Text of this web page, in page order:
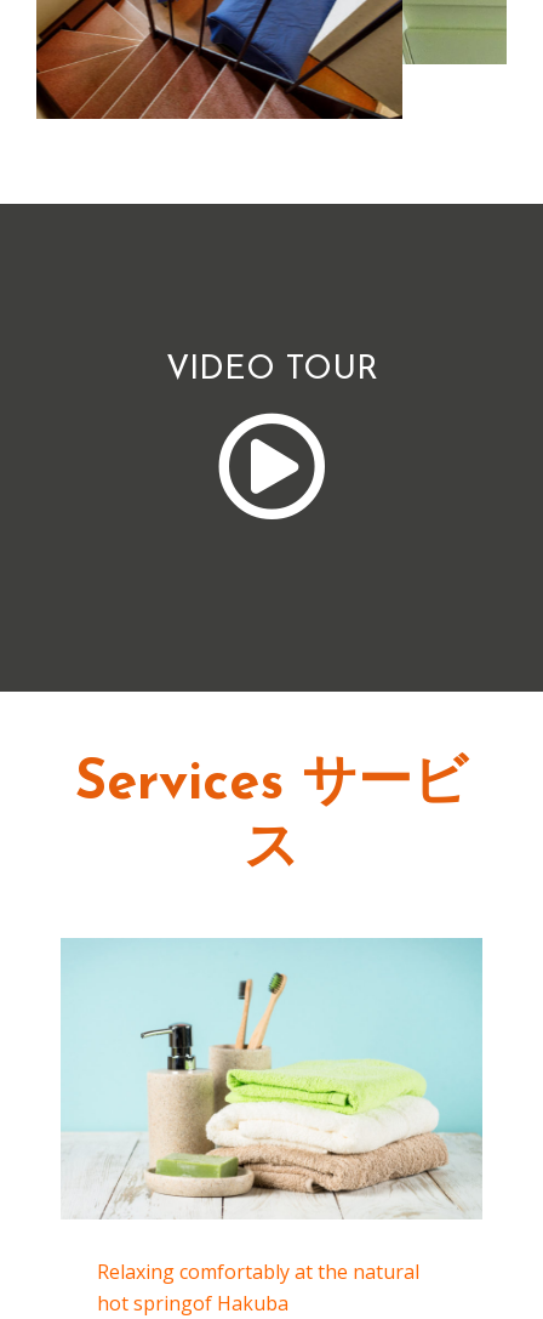
VIDEO TOUR
Services サービ
ス
Relaxing comfortably at the natural
hot springof Hakuba